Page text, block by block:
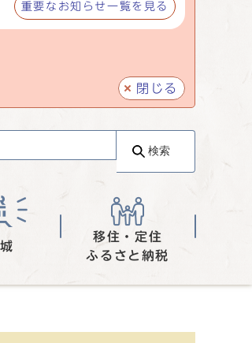
重要なお知らせ一覧を見る
閉じる
検索
移住・定住
ふるさと納税